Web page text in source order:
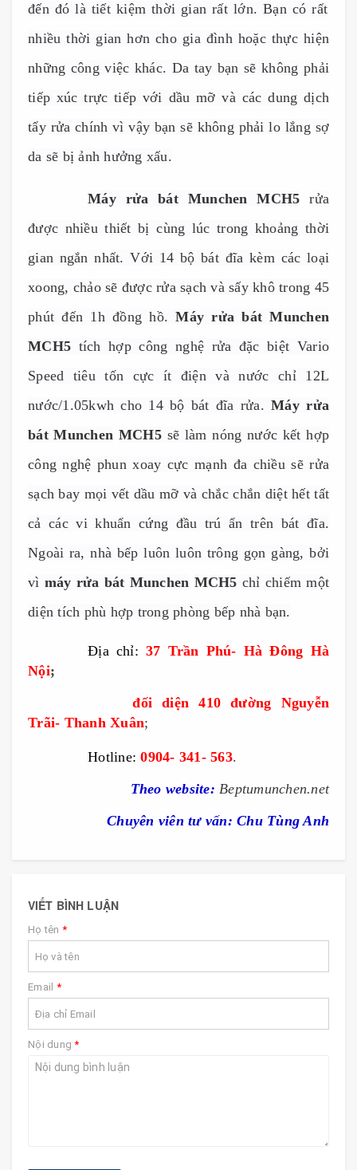
đến đó là tiết kiệm thời gian rất lớn. Bạn có rất
nhiều thời gian hơn cho gia đình hoặc thực hiện
những công việc khác. Da tay bạn sẽ không phải
tiếp xúc trực tiếp với dầu mỡ và các dung dịch
tẩy rửa chính vì vậy bạn sẽkhông phải lo lắng sợ
da sẽ bị ảnh hưởng xấu.
Máy rửa bát Munchen MCH5 rửa
được nhiều thiết bị cùng lúc trong khoảng thời
gian ngắn nhất. Với 14 bộ bát đĩa kèm các loại
xoong, chảosẽ được rửa sạch và sấy khô trong 45
phút đến 1h đồng hồ.Máy rửa bát Munchen
MCH5 tích hợp công nghệ rửa đặc biệt Vario
Speed tiêu tốn cực ít điện và nước chỉ12L
nước/1.05kwh cho 14 bộ bát đĩa rửa.Máy rửa
bát Munchen MCH5sẽ làm nóng nước kết hợp
công nghệ phun xoay cực mạnh đa chiều sẽrửa
sạch bay mọi vết dầu mỡ và chắc chắn diệt hếttất
cả các vi khuẩn cứng đầu trúẩn trên bát đĩa.
Ngoài ra, nhà bếp luôn luôn trông gọn gàng, bởi
vì máy rửa bát Munchen MCH5 chỉ chiếm một
diện tích phù hợp trong phòng bếp nhà bạn.
Địa chỉ: 37 Trần Phú- Hà Đông Hà
Nội;
---------------------đối diện 410 đường Nguyễn
Trãi- Thanh Xuân;
Hotline: 0904- 341- 563.
Theo website: Beptumunchen.net
Chuyên viên tư vấn: Chu Tùng Anh
VIẾT BÌNH LUẬN
Họ tên *
Email *
Nội dung*